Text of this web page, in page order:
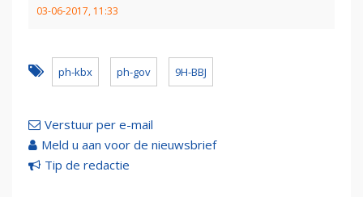
03-06-2017, 11:33
ph-kbx ph-gov 9H-BBJ
Verstuur per e-mail
Meld u aan voor de nieuwsbrief
Tip de redactie